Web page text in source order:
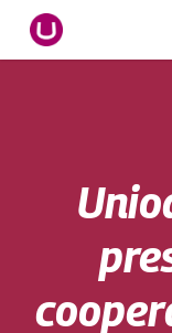
Pular
para